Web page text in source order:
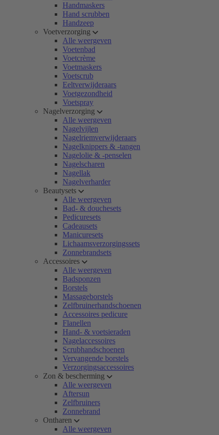
Handmaskers
Hand scrubben
Handzeep
Voetverzorging
Alle weergeven
Voetenbad
Voetcrème
Voetmaskers
Voetscrub
Eeltverwijderaars
Voetgezondheid
Voetspray
Nagelverzorging
Alle weergeven
Nagelvijlen
Nagelriemverwijderaars
Nagelknippers & -tangen
Nagelolie & -penselen
Nagelscharen
Nagellak
Nagelverharder
Beautysets
Alle weergeven
Bad- & douchesets
Pedicuresets
Cadeausets
Manicuresets
Lichaamsverzorgingssets
Zonnebrandsets
Accessoires
Alle weergeven
Badsponzen
Borstels
Massageborstels
Zelfbruinerhandschoenen
Accessoires pedicure
Flanellen
Hand- & voetsieraden
Nagelaccessoires
Scrubhandschoenen
Vervangende borstels
Verzorgingsaccessoires
Zon & bescherming
Alle weergeven
Aftersun
Zelfbruiners
Zonnebrand
Ontharen
Alle weergeven